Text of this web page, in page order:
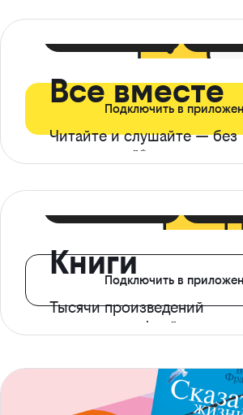
Все вместе
Читайте и слушайте — без
ограничений*
Подключить в
Книги
Тысячи произведений
с доступом офлайн
Подключить в